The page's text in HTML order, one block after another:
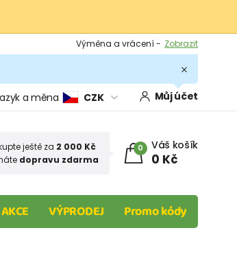
Výměna a vrácení - Zobrazit
Sleva 100 Kč na první nákup - Podmínky
a měna CZK Můj účet
ještě za 2 000 Kč
dopravu zdarma
0 Váš košík
0 Kč
AKCE VÝPRODEJ Promo kódy